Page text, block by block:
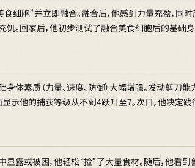
细胞”并立即融合。融合后，他感到力量充盈，同
。回家后，他初步测试了融合美食细胞后的基础
素质（力量、速度、防御）大幅增强。发动剪刀能
示他的捕获等级从不到4跃升至7。次日，他决定
露或被困，他轻松“捡”了大量食材。随后，他看